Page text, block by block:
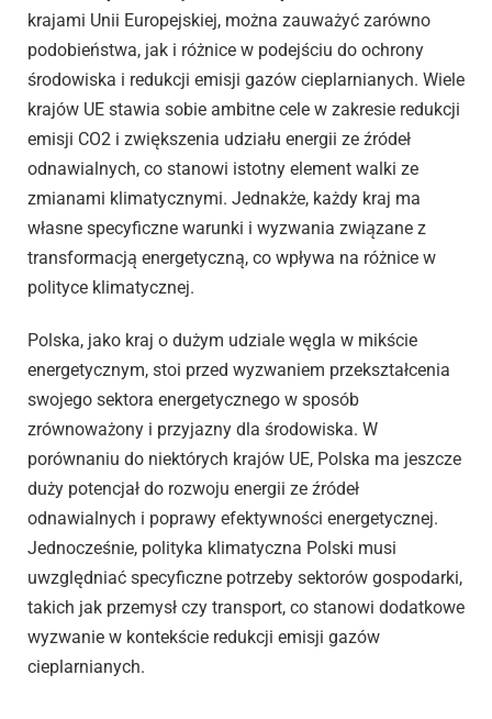
krajami Unii Europejskiej, można zauważyć zarówno
podobieństwa, jak i różnice w podejściu do ochrony
środowiska i redukcji emisji gazów cieplarnianych. Wiele
krajów UE stawia sobie ambitne cele w zakresie redukcji
emisji CO2 i zwiększenia udziału energii ze źródeł
odnawialnych, co stanowi istotny element walki ze
zmianami klimatycznymi. Jednakże, każdy kraj ma
własne specyficzne warunki i wyzwania związane z
transformacją energetyczną, co wpływa na różnice w
polityce klimatycznej.
Polska, jako kraj o dużym udziale węgla w mikście
energetycznym, stoi przed wyzwaniem przekształcenia
swojego sektora energetycznego w sposób
zrównoważony i przyjazny dla środowiska. W
porównaniu do niektórych krajów UE, Polska ma jeszcze
duży potencjał do rozwoju energii ze źródeł
odnawialnych i poprawy efektywności energetycznej.
Jednocześnie, polityka klimatyczna Polski musi
uwzględniać specyficzne potrzeby sektorów gospodarki,
takich jak przemysł czy transport, co stanowi dodatkowe
wyzwanie w kontekście redukcji emisji gazów
cieplarnianych.